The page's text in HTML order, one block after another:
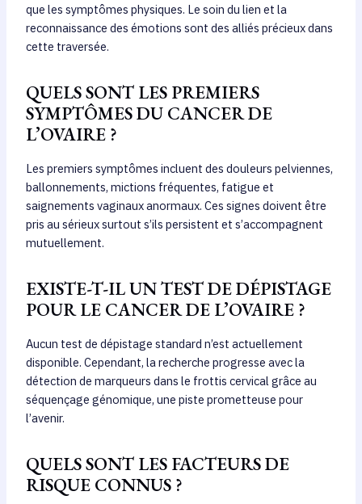
que les symptômes physiques. Le soin du lien et la
reconnaissance des émotions sont des alliés précieux dans
cette traversée.
QUELS SONT LES PREMIERS
SYMPTÔMES DU CANCER DE
L’OVAIRE ?
Les premiers symptômes incluent des douleurs pelviennes,
ballonnements, mictions fréquentes, fatigue et
saignements vaginaux anormaux. Ces signes doivent être
pris au sérieux surtout s’ils persistent et s’accompagnent
mutuellement.
EXISTE-T-IL UN TEST DE DÉPISTAGE
POUR LE CANCER DE L’OVAIRE ?
Aucun test de dépistage standard n’est actuellement
disponible. Cependant, la recherche progresse avec la
détection de marqueurs dans le frottis cervical grâce au
séquençage génomique, une piste prometteuse pour
l’avenir.
QUELS SONT LES FACTEURS DE
RISQUE CONNUS ?